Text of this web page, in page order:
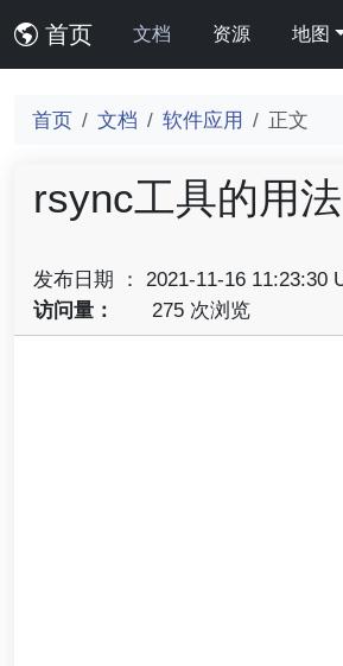
首页 文档 资源 地图
首页 文档 软件应用 正文
rsync工具的用法
发布日期 ： 2021-11-16 11:23:30
访问量：
275 次浏览